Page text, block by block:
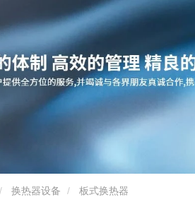
换热器设备 板式换热器